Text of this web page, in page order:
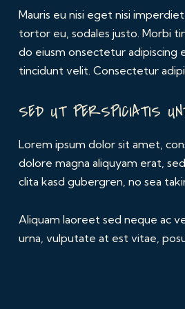
Mauris eu nisi eget nisi
tortor eu, sodales justo. Morbi
do eiusm onsectetur adipiscing
tincidunt velit. Consectetur
SED UT PERSPICIATIS
Lorem ipsum dolor sit amet,
dolore magna aliquyam erat,
clita kasd gubergren, no sea
Aliquam laoreet sed neque ac
urna, vulputate at est vitae,